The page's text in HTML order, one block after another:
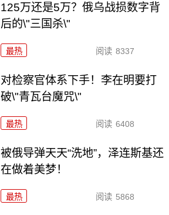
125万还是5万？俄乌战损数字背
后的\"三国杀\"
最热 阅读 8337
对检察官体系下手！李在明要打
破\"青瓦台魔咒\"
最热 阅读 6408
被俄导弹天天“洗地”，泽连斯基还
在做着美梦！
最热 阅读 5868